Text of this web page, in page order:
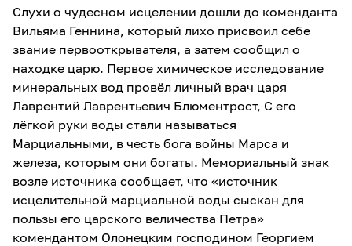
Слухи о чудесном исцелении дошли до коменданта
Вильяма Геннина, который лихо присвоил себе
звание первооткрывателя, а затем сообщил о
находке царю. Первое химическое исследование
минеральных вод провёл личный врач царя
Лаврентий Лаврентьевич Блюментрост, С его
лёгкой руки воды стали называться
Марциальными, в честь бога войны Марса и
железа, которым они богаты. Мемориальный знак
возле источника сообщает, что «источник
исцелительной марциальной воды сыскан для
пользы его царского величества Петра»
комендантом Олонецким господином Георгием